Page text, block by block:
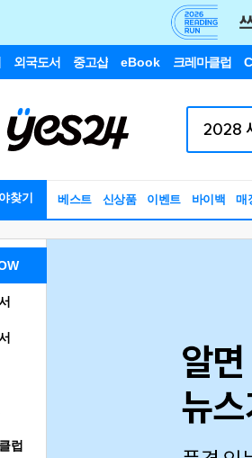
외국도서 중고샵 eBook 크레마클럽
찾기 베스트 신상품 이벤트 바이백 매
럽